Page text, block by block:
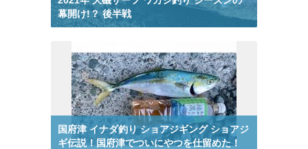
釣りブログ 鯵 から検索